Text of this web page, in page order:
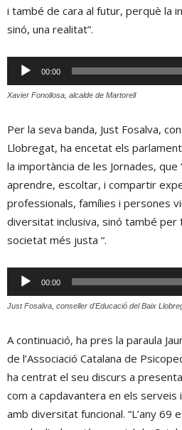
i també de cara al futur, perquè la
sinó, una realitat”.
Reproductor
d'àudio
00:00
Xavier Fonollosa, alcalde de Martorell
Per la seva banda, Just Fosalva,
Llobregat, ha encetat els
la importància de les Jornades,
aprendre, escoltar, i compartir
professionals, famílies i persones
diversitat inclusiva, sinó també per
societat més justa “.
Reproductor
d'àudio
00:00
Just Fosalva, conseller d'Educació del Baix
A continuació, ha pres la paraula
de l’Associació Catalana de
ha centrat el seu discurs a
com a capdavantera en els
amb diversitat funcional. “L’any 69